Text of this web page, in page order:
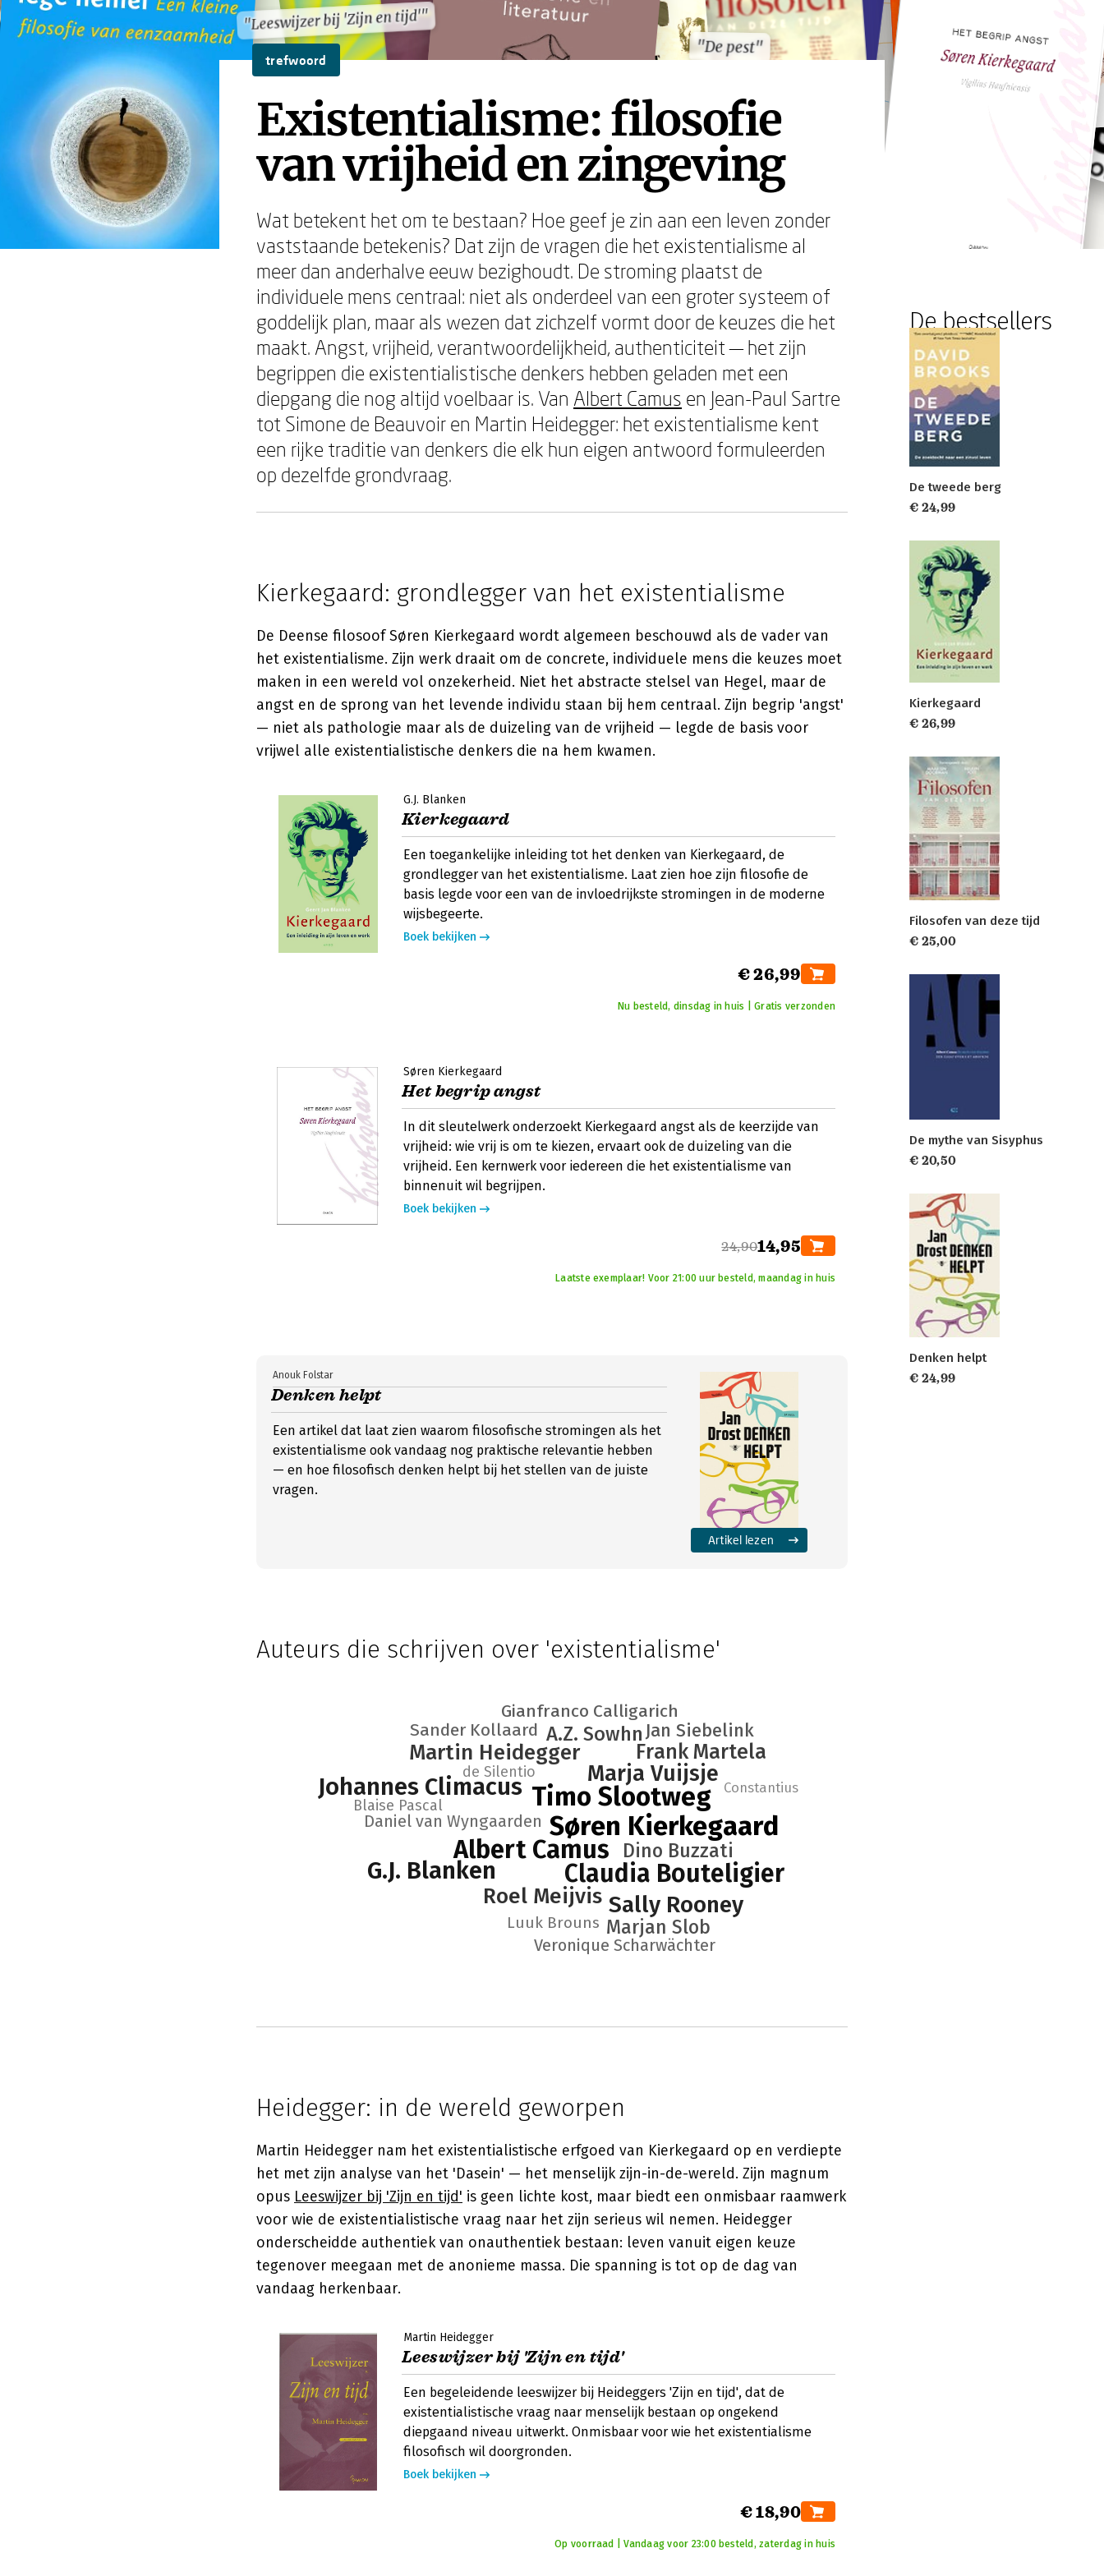
"Leeswijzer bij 'Zijn en tijd'"
"De pest"
"Leeswijzer bij 'Zijn en tijd'"
"De pest"
trefwoord
Existentialisme: filosofie
van vrijheid en zingeving
Wat betekent het om te bestaan? Hoe geef je zin aan een leven zonder
vaststaande betekenis? Dat zijn de vragen die het existentialisme al
meer dan anderhalve eeuw bezighoudt. De stroming plaatst de
individuele mens centraal: niet als onderdeel van een groter systeem of
goddelijk plan, maar als wezen dat zichzelf vormt door de keuzes die het
maakt. Angst, vrijheid, verantwoordelijkheid, authenticiteit — het zijn
begrippen die existentialistische denkers hebben geladen met een
diepgang die nog altijd voelbaar is. Van Albert Camus en Jean-Paul Sartre
tot Simone de Beauvoir en Martin Heidegger: het existentialisme kent
een rijke traditie van denkers die elk hun eigen antwoord formuleerden
op dezelfde grondvraag.
Kierkegaard: grondlegger van het existentialisme
De Deense filosoof Søren Kierkegaard wordt algemeen beschouwd als de vader van
het existentialisme. Zijn werk draait om de concrete, individuele mens die keuzes moet
maken in een wereld vol onzekerheid. Niet het abstracte stelsel van Hegel, maar de
angst en de sprong van het levende individu staan bij hem centraal. Zijn begrip 'angst'
— niet als pathologie maar als de duizeling van de vrijheid — legde de basis voor
vrijwel alle existentialistische denkers die na hem kwamen.
G.J. Blanken
Kierkegaard
Een toegankelijke inleiding tot het denken van Kierkegaard, de
grondlegger van het existentialisme. Laat zien hoe zijn filosofie de
basis legde voor een van de invloedrijkste stromingen in de moderne
wijsbegeerte.
Boek bekijken
€ 26,99
Nu besteld, dinsdag in huis | Gratis verzonden
Søren Kierkegaard
Het begrip angst
In dit sleutelwerk onderzoekt Kierkegaard angst als de keerzijde van
vrijheid: wie vrij is om te kiezen, ervaart ook de duizeling van die
vrijheid. Een kernwerk voor iedereen die het existentialisme van
binnenuit wil begrijpen.
Boek bekijken
24,9014,95
Laatste exemplaar! Voor 21:00 uur besteld, maandag in huis
Denken helpt
Anouk Folstar
Een artikel dat laat zien waarom filosofische stromingen als het
existentialisme ook vandaag nog praktische relevantie hebben
— en hoe filosofisch denken helpt bij het stellen van de juiste
vragen.
Artikel lezen
Auteurs die schrijven over 'existentialisme'
Søren Kierkegaard
Timo Slootweg
Albert Camus
Claudia Bouteligier
G.J. Blanken
Johannes Climacus
Sally Rooney
Marja Vuijsje
Roel Meijvis
Martin Heidegger Frank Martela
A.Z. Sowhn
Dino Buzzati
Marjan Slob
Jan Siebelink
Gianfranco Calligarich
Sander Kollaard
Veronique Scharwächter
Daniel van Wyngaarden
Luuk Brouns
Blaise Pascal
de Silentio
Constantius
Heidegger: in de wereld geworpen
Martin Heidegger nam het existentialistische erfgoed van Kierkegaard op en verdiepte
het met zijn analyse van het 'Dasein' — het menselijk zijn-in-de-wereld. Zijn magnum
opus Leeswijzer bij 'Zijn en tijd' is geen lichte kost, maar biedt een onmisbaar raamwerk
voor wie de existentialistische vraag naar het zijn serieus wil nemen. Heidegger
onderscheidde authentiek van onauthentiek bestaan: leven vanuit eigen keuze
tegenover meegaan met de anonieme massa. Die spanning is tot op de dag van
vandaag herkenbaar.
Martin Heidegger
Leeswijzer bij 'Zijn en tijd'
Een begeleidende leeswijzer bij Heideggers 'Zijn en tijd', dat de
existentialistische vraag naar menselijk bestaan op ongekend
diepgaand niveau uitwerkt. Onmisbaar voor wie het existentialisme
filosofisch wil doorgronden.
Boek bekijken
€ 18,90
Op voorraad | Vandaag voor 23:00 besteld, zaterdag in huis
De bestsellers
De tweede berg
€ 24,99
Kierkegaard
€ 26,99
Filosofen van deze tijd
€ 25,00
De mythe van Sisyphus
€ 20,50
Denken helpt
€ 24,99